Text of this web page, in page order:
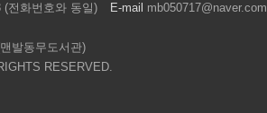
(전화번호와 동일) E-mail mb050717@naver.com
발동무도서관)
RESERVED.